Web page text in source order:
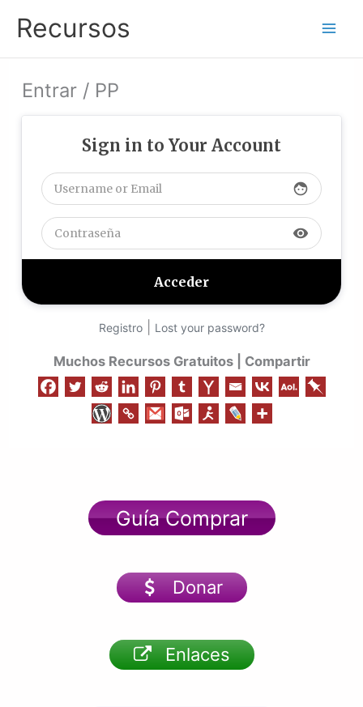
contenido
Recursos
Entrar / PP
Sign in to Your Account
face
visibility
Registro| Lost your password?
Muchos Recursos Gratuitos | Compartir
Guía Comprar
Donar
Enlaces